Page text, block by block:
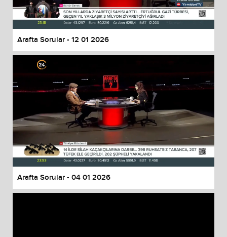
Arafta Sorular - 12 01 2026
Arafta Sorular - 04 01 2026